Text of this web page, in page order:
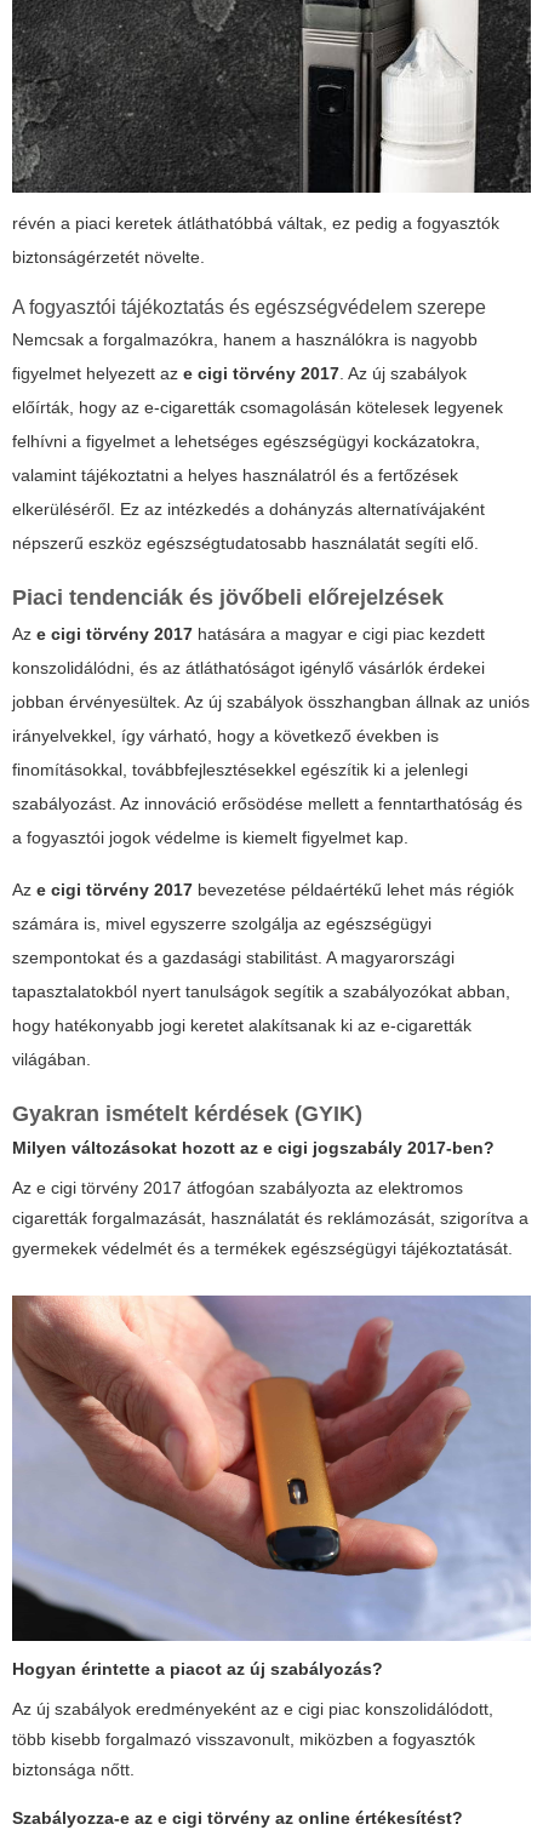
révén a piaci keretek átláthatóbbá váltak, ez pedig a fogyasztók
biztonságérzetét növelte.
A fogyasztói tájékoztatás és egészségvédelem szerepe
Nemcsak a forgalmazókra, hanem a használókra is nagyobb
figyelmet helyezett az e cigi törvény 2017 . Az új szabályok
előírták, hogy az e-cigaretták csomagolásán kötelesek legyenek
felhívni a figyelmet a lehetséges egészségügyi kockázatokra,
valamint tájékoztatni a helyes használatról és a fertőzések
elkerüléséről. Ez az intézkedés a dohányzás alternatívájaként
népszerű eszköz egészségtudatosabb használatát segíti elő.
Piaci tendenciák és jövőbeli előrejelzések
Az e cigi törvény 2017 hatására a magyar e cigi piac kezdett
konszolidálódni, és az átláthatóságot igénylő vásárlók érdekei
jobban érvényesültek. Az új szabályok összhangban állnak az uniós
irányelvekkel, így várható, hogy a következő években is
finomításokkal, továbbfejlesztésekkel egészítik ki a jelenlegi
szabályozást. Az innováció erősödése mellett a fenntarthatóság és
a fogyasztói jogok védelme is kiemelt figyelmet kap.
Az e cigi törvény 2017 bevezetése példaértékű lehet más régiók
számára is, mivel egyszerre szolgálja az egészségügyi
szempontokat és a gazdasági stabilitást. A magyarországi
tapasztalatokból nyert tanulságok segítik a szabályozókat abban,
hogy hatékonyabb jogi keretet alakítsanak ki az e-cigaretták
világában.
Gyakran ismételt kérdések (GYIK)
Milyen változásokat hozott az e cigi jogszabály 2017-ben?
Az e cigi törvény 2017 átfogóan szabályozta az elektromos
cigaretták forgalmazását, használatát és reklámozását, szigorítva a
gyermekek védelmét és a termékek egészségügyi tájékoztatását.
Hogyan érintette a piacot az új szabályozás?
Az új szabályok eredményeként az e cigi piac konszolidálódott,
több kisebb forgalmazó visszavonult, miközben a fogyasztók
biztonsága nőtt.
Szabályozza-e az e cigi törvény az online értékesítést?